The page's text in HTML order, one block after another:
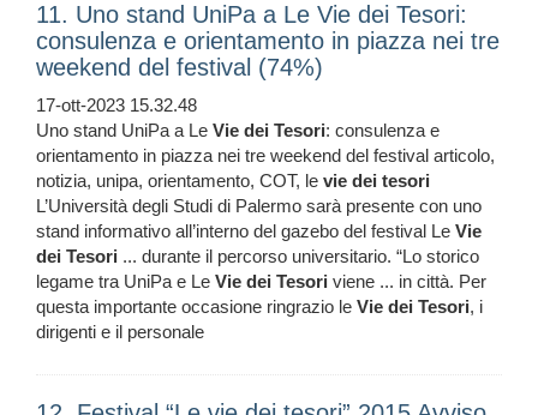
11. Uno stand UniPa a Le Vie dei Tesori:
consulenza e orientamento in piazza nei tre
weekend del festival (74%)
17-ott-2023 15.32.48
Uno stand UniPa a Le Vie dei Tesori: consulenza e
orientamento in piazza nei tre weekend del festival articolo,
notizia, unipa, orientamento, COT, le vie dei tesori
L’Università degli Studi di Palermo sarà presente con uno
stand informativo all’interno del gazebo del festival Le Vie
dei Tesori ... durante il percorso universitario. “Lo storico
legame tra UniPa e Le Vie dei Tesori viene ... in città. Per
questa importante occasione ringrazio le Vie dei Tesori, i
dirigenti e il personale